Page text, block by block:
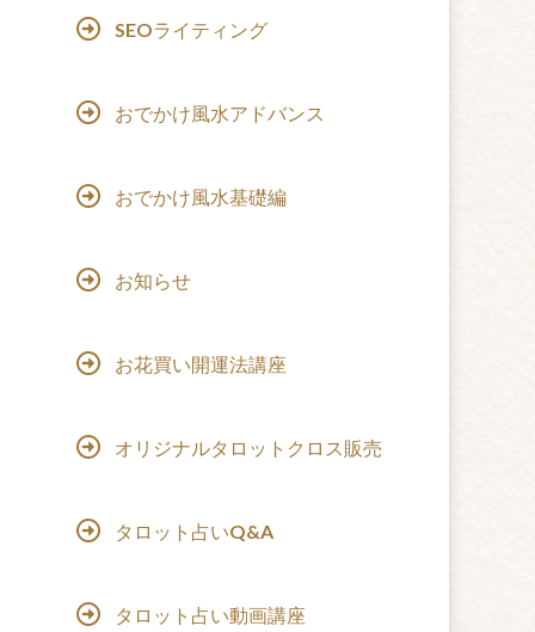
SEOライティング
おでかけ風水アドバンス
おでかけ風水基礎編
お知らせ
お花買い開運法講座
オリジナルタロットクロス販売
タロット占いQ&A
タロット占い動画講座